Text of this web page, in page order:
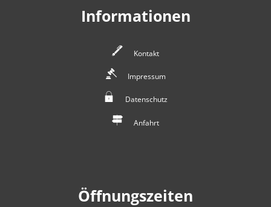
Informationen
Kontakt
Impressum
Datenschutz
Anfahrt
Öffnungszeiten